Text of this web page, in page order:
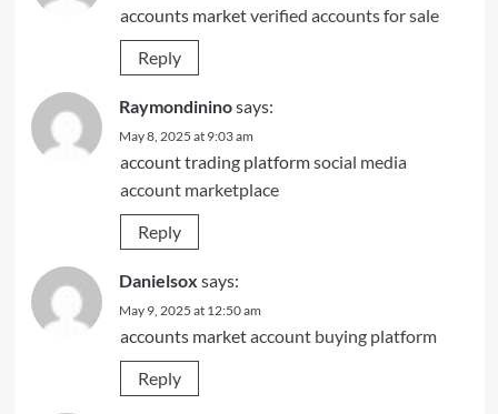
accounts marketverified accounts for sale
Reply
Raymondininosays:
May 8, 2025 at 9:03 am
account trading platformsocial media
account marketplace
Reply
Danielsox says:
May 9, 2025 at 12:50 am
accounts marketaccount buying platform
Reply